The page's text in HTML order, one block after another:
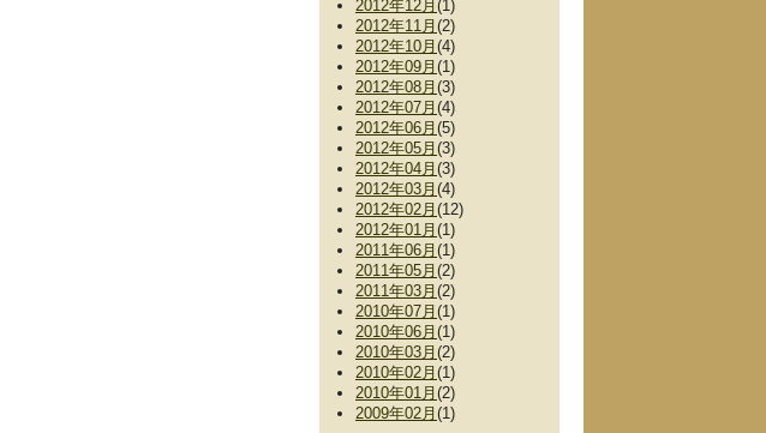
2012年12月 (1)
2012年11月 (2)
2012年10月 (4)
2012年09月 (1)
2012年08月 (3)
2012年07月 (4)
2012年06月 (5)
2012年05月 (3)
2012年04月 (3)
2012年03月 (4)
2012年02月 (12)
2012年01月 (1)
2011年06月 (1)
2011年05月 (2)
2011年03月 (2)
2010年07月 (1)
2010年06月 (1)
2010年03月 (2)
2010年02月 (1)
2010年01月 (2)
2009年02月 (1)